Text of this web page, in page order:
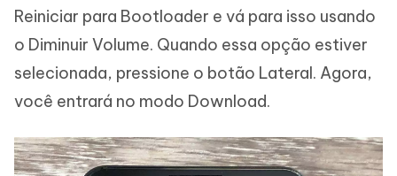
Reiniciar para Bootloader e vá para isso usando
o Diminuir Volume. Quando essa opção estiver
selecionada, pressione o botão Lateral. Agora,
você entrará no modo Download.